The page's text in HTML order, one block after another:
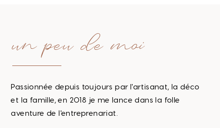
un peu de moi
Passionnée depuis toujours par l'artisanat, la déco
et la famille, en 2018 je me lance dans la folle
aventure de l'entreprenariat.